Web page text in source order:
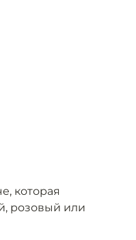
которая
розовый или